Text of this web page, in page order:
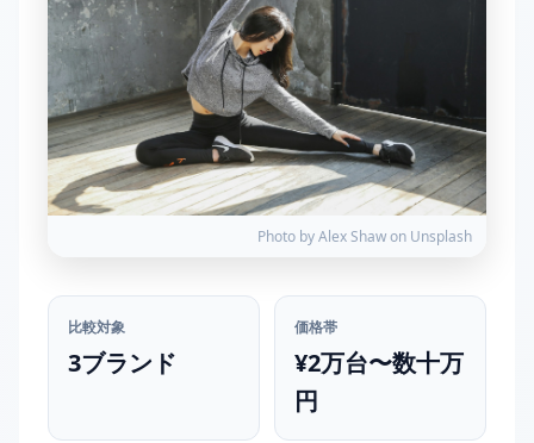
Photo by Alex Shaw on Unsplash
比較対象
3ブランド
価格帯
¥2万台〜数十万
円